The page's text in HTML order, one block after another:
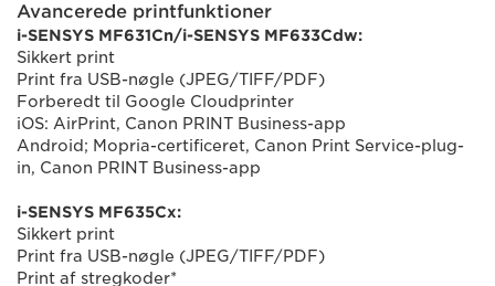
Avancerede printfunktioner
i-SENSYS MF631Cn/i-SENSYS MF633Cdw:
Sikkert print
Print fra USB-nøgle (JPEG/TIFF/PDF)
Forberedt til Google Cloudprinter
iOS: AirPrint, Canon PRINT Business-app
Android; Mopria-certificeret, Canon Print Service-plug-
in, Canon PRINT Business-app
i-SENSYS MF635Cx:
Sikkert print
Print fra USB-nøgle (JPEG/TIFF/PDF)
Print af stregkoder*